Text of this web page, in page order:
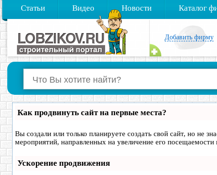
Статьи Видео Новости Каталог
Добавить фирму
Как продвинуть сайт на первые места?
Вы создали или только планируете создать свой сайт, но не
мероприятий, направленных на увеличение его
Ускорение продвижения